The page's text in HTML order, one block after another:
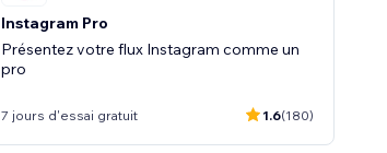
Instagram Pro
Présentez votre flux Instagram comme un
pro
7 jours d'essai gratuit 1.6(180)